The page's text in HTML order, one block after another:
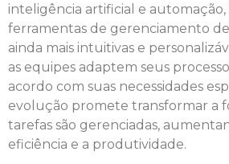
inteligência artificial e automação,
ferramentas de gerenciamento
ainda mais intuitivas e
as equipes adaptem seus
acordo com suas necessidades
evolução promete transformar a
tarefas são gerenciadas,
eficiência e a produtividade.